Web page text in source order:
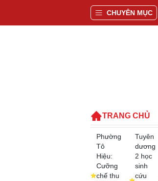
CHUYÊN MỤC
TRANG CHỦ
Phường
Tô
Hiệu:
Cưỡng
chế thu
Tuyên
dương
2 học
sinh
cứu